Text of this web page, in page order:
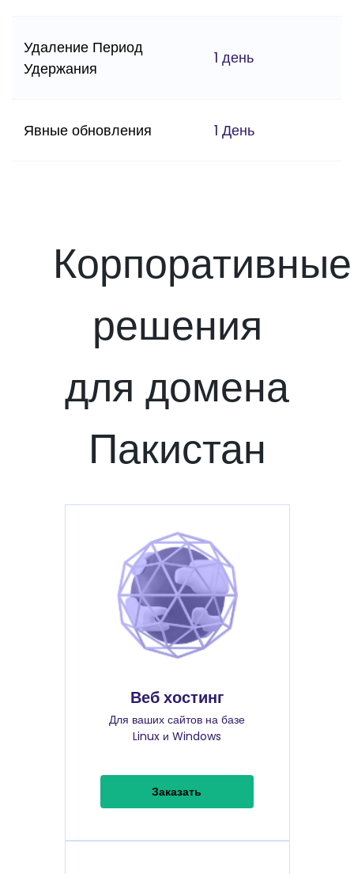
Удаление Период
Удержания
1 день
Явные обновления 1 День
Корпоративные
решения
для домена
Пакистан
Веб хостинг
Для ваших сайтов на базе
Linux и Windows
Заказать